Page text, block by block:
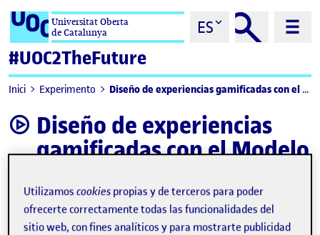
Saltar al contenidoUniversitat Oberta
de Catalunya
ES
#UOC2TheFuture
Inici Experimento Diseño de experiencias gamificadas con el Modelo Hook
video Diseño de experiencias
gamificadas con el Modelo
Utilizamoscookies propias y de terceros para poder
ofrecerte correctamente todas las funcionalidades del
sitio web, con fines analíticos y para mostrarte publicidad